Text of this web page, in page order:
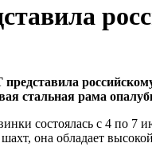
стальная рама
состоялась с 4 по 7
она обладает